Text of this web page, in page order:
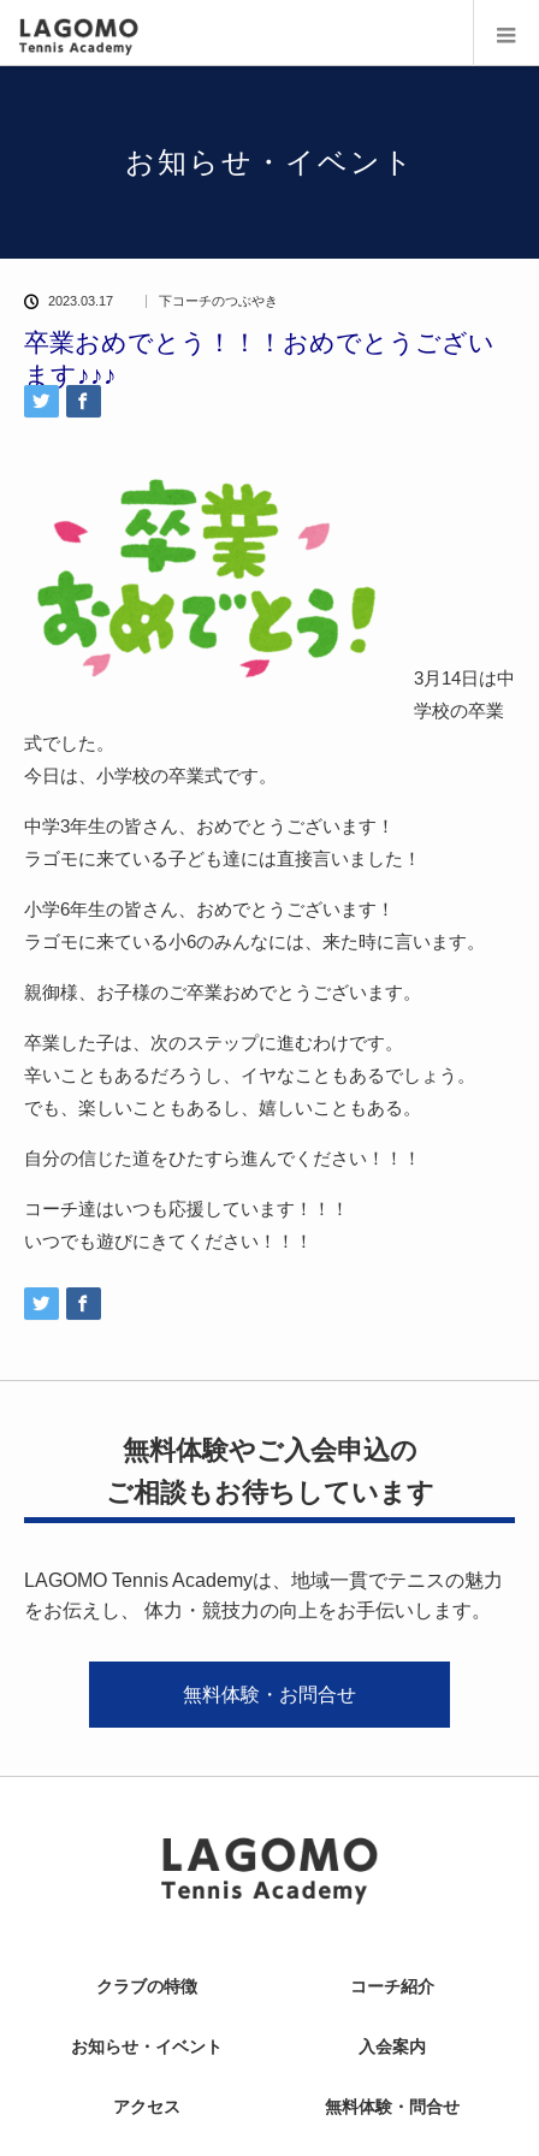
お知らせ・イベント
2023.03.17 下コーチのつぶやき
卒業おめでとう！！！おめでとうござい
ます♪♪♪
3月14日は中
学校の卒業
式でした。
今日は、小学校の卒業式です。
中学3年生の皆さん、おめでとうございます！
ラゴモに来ている子ども達には直接言いました！
小学6年生の皆さん、おめでとうございます！
ラゴモに来ている小6のみんなには、来た時に言います。
親御様、お子様のご卒業おめでとうございます。
卒業した子は、次のステップに進むわけです。
辛いこともあるだろうし、イヤなこともあるでしょう。
でも、楽しいこともあるし、嬉しいこともある。
自分の信じた道をひたすら進んでください！！！
コーチ達はいつも応援しています！！！
いつでも遊びにきてください！！！
無料体験やご入会申込の
ご相談もお待ちしています
LAGOMO Tennis Academyは、地域一貫でテニスの魅力
をお伝えし、
体力・競技力の向上をお手伝いします。
無料体験・お問合せ
クラブの特徴 コーチ紹介
お知らせ・イベント 入会案内
アクセス 無料体験・問合せ